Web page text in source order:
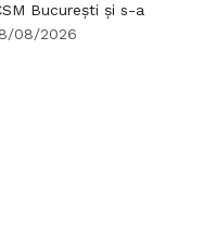
București și s-a
08/2026